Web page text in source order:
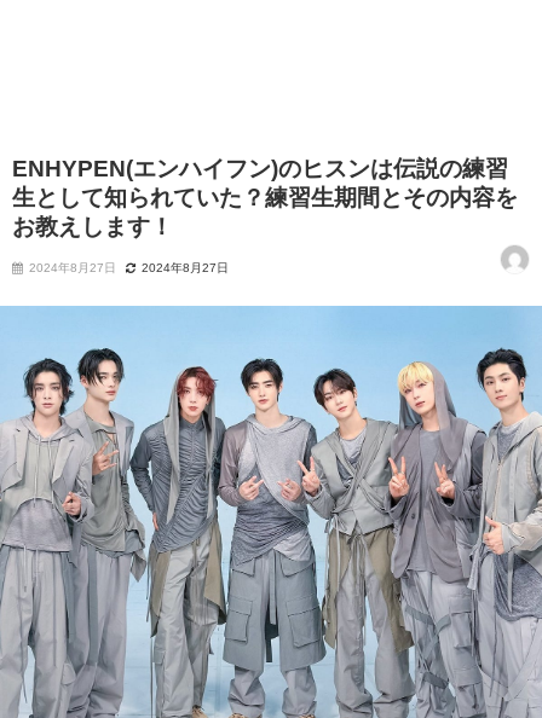
ENHYPEN(エンハイフン)のヒスンは伝説の練習
生として知られていた？練習生期間とその内容を
お教えします！
2024年8月27日 2024年8月27日